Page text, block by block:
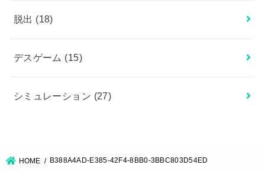
脱出 (18)
デスゲーム (15)
シミュレーション (27)
HOME B388A4AD-E385-42F4-8BB0-3BBC803D54ED